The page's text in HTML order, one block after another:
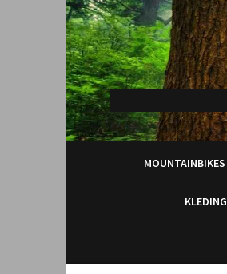
Spring
naar
inhoud
MOUNTAINBIKES
KLEDING